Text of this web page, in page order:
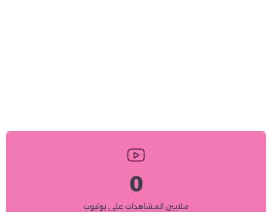
0
ملايين المشاهدات على يوتيوب